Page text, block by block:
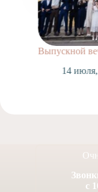
Выпускной
14
с